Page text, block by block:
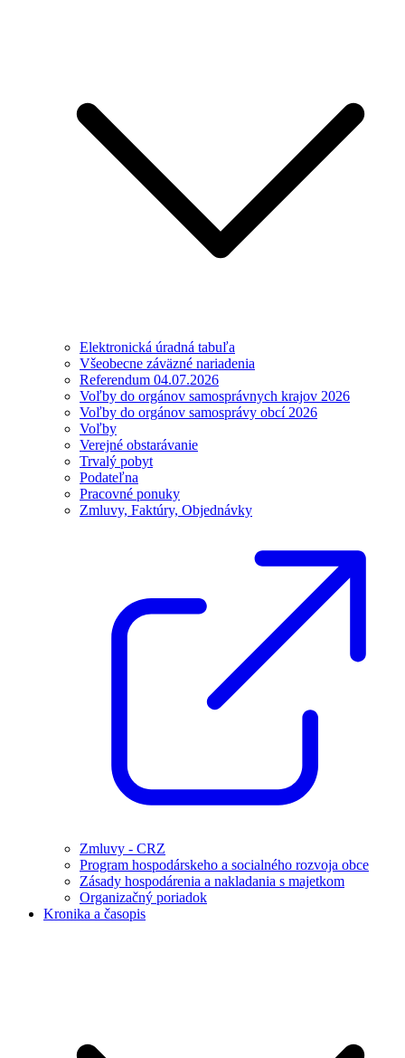
Elektronická úradná tabuľa
Všeobecne záväzné nariadenia
Referendum 04.07.2026
Voľby do orgánov samosprávnych krajov 2026
Voľby do orgánov samosprávy obcí 2026
Voľby
Verejné obstarávanie
Trvalý pobyt
Podateľna
Pracovné ponuky
Zmluvy, Faktúry, Objednávky
Zmluvy - CRZ
Program hospodárskeho a socialného rozvoja obce
Zásady hospodárenia a nakladania s majetkom
Organizačný poriadok
Kronika a časopis